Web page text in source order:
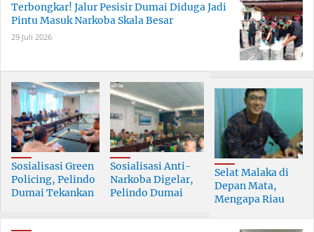
Terbongkar! Jalur Pesisir Dumai Diduga Jadi
Pintu Masuk Narkoba Skala Besar
29 Juli 2026
Sosialisasi Green
Policing, Pelindo
Dumai Tekankan
Bersama
Sosialisasi Anti-
Narkoba Digelar,
Pelindo Dumai
Berkualitas
Selat Malaka di
Depan Mata,
Mengapa Riau